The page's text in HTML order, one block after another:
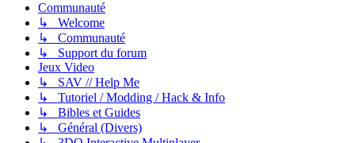
Communauté
↳ Welcome
↳ Communauté
↳ Support du forum
Jeux Video
↳ SAV // Help Me
↳ Tutoriel / Modding / Hack & Info
↳ Bibles et Guides
↳ Général (Divers)